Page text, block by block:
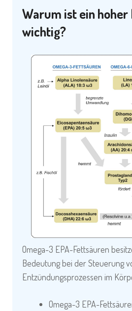
Warum ist ein
wichtig?
Omega-3 EPA-Fettsäuren
Bedeutung bei der Steuerung
Entzündungsprozessen im
Omega-3 EPA-